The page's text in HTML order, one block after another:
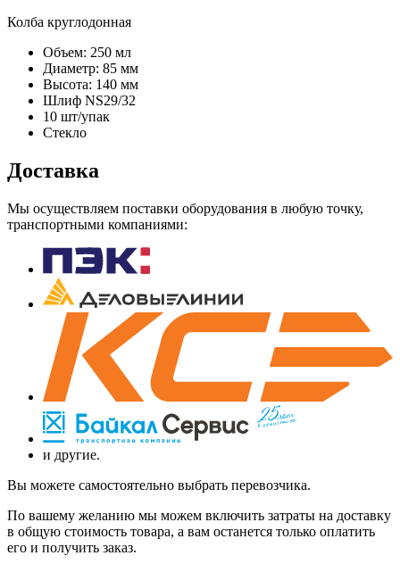
Колба круглодонная
Объем: 250 мл
Диаметр: 85 мм
Высота: 140 мм
Шлиф NS29/32
10 шт/упак
Стекло
Доставка
Мы осуществляем поставки оборудования в любую точку,
транспортными компаниями:
и другие.
Вы можете самостоятельно выбрать перевозчика.
По вашему желанию мы можем включить затраты на доставку
в общую стоимость товара, а вам останется только оплатить
его и получить заказ.